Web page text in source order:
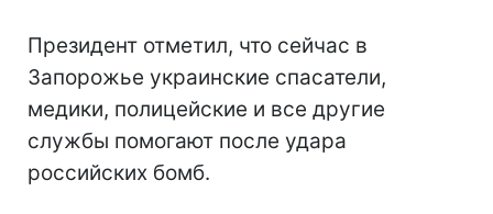
Президент отметил, что сейчас в
Запорожье украинские спасатели,
медики, полицейские и все другие
службы помогают после удара
российских бомб.